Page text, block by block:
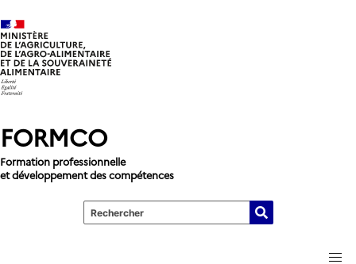
FORMCO
Formation professionnelle
et développement des compétences